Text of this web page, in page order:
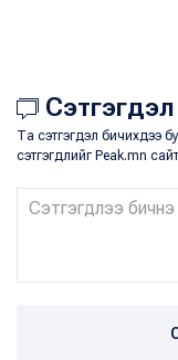
Та сэтгэгдэл бичихдээ
сэтгэгдлийг Peak.mn